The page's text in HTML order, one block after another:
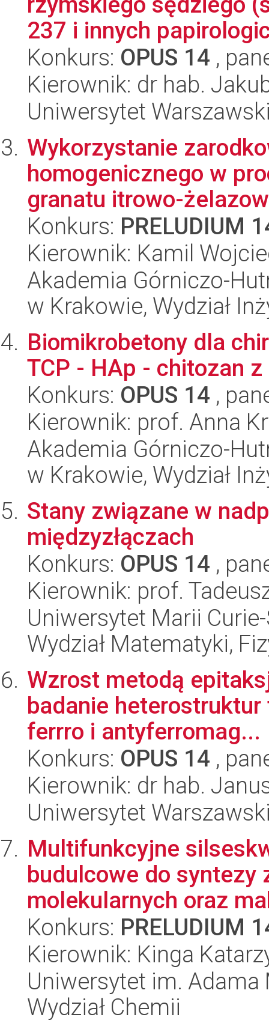
237 i innych
Konkurs: OPUS 14 ,
Kierownik: dr hab.
Uniwersytet
Wykorzystanie
homogenicznego w
granatu itrowo-
Konkurs: PRELUDIUM
Kierownik: Kamil
Akademia Górniczo-
w Krakowie, Wydział
Biomikrobetony dla
TCP - HAp - chitozan
Konkurs: OPUS 14 ,
Kierownik: prof. Anna
Akademia Górniczo-
w Krakowie, Wydział
Stany związane w
międzyzłączach
Konkurs: OPUS 14 ,
Kierownik: prof.
Uniwersytet Marii
Wydział Matematyki,
Wzrost metodą
badanie
ferrro i antyferromag...
Konkurs: OPUS 14 ,
Kierownik: dr hab.
Uniwersytet
Multifunkcyjne
budulcowe do syntezy
molekularnych oraz
Konkurs: PRELUDIUM
Kierownik: Kinga
Uniwersytet im.
Wydział Chemii